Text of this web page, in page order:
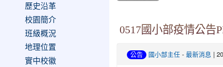
0517國小部疫情公告
公告 國小部主任 - 最新消息 |
歷史沿革
校園簡介
班級概況
地理位置
實中校徽